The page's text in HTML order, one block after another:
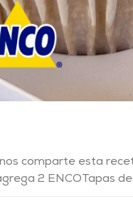
nos comparte esta
2 ENCOTapas de